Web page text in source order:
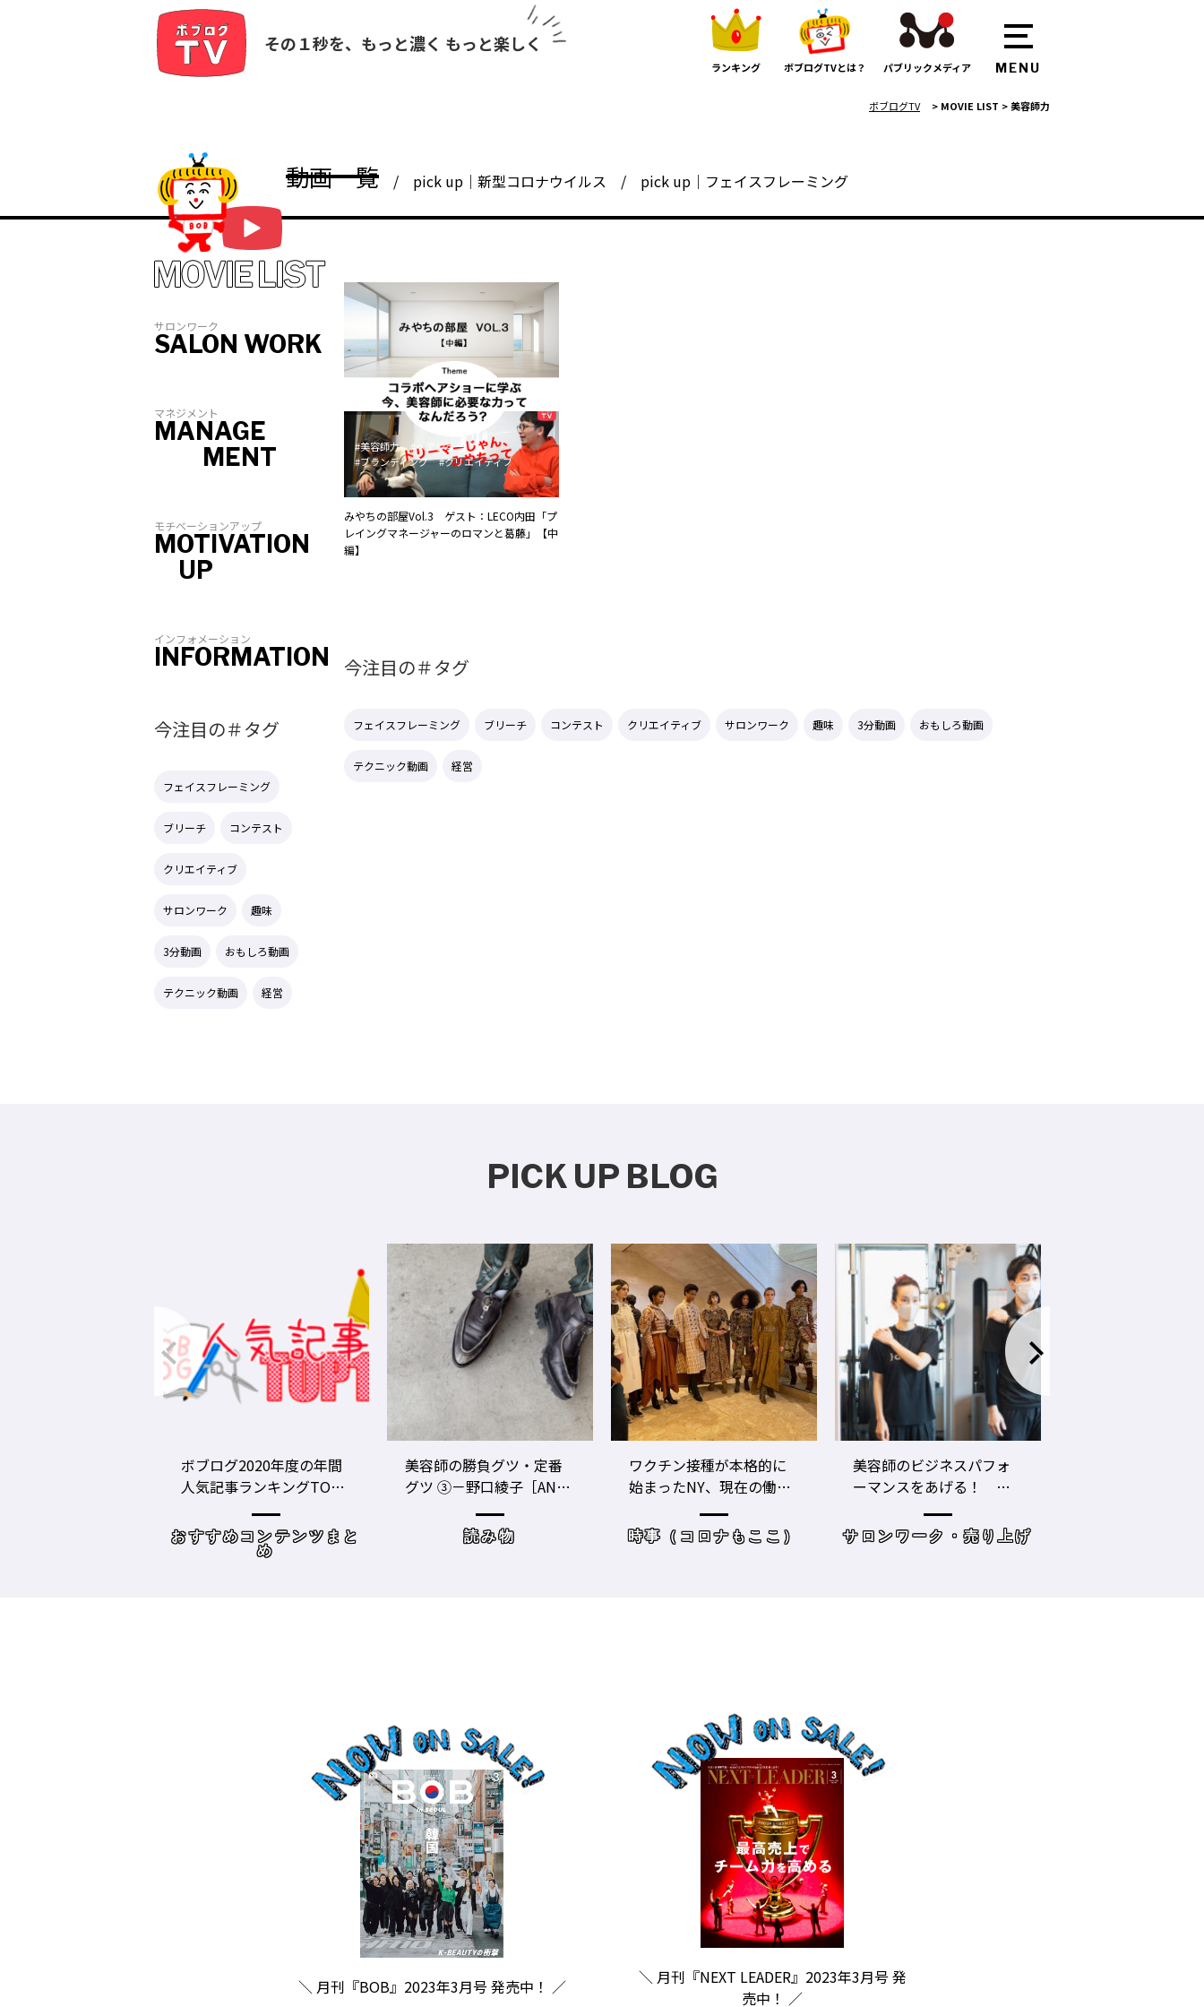
その１秒を、もっと濃く もっと楽しく
ランキング ボブログTVとは？ パブリックメディア
ボブログTV > MOVIE LIST >美容師力
動画一覧 pick up｜新型コロナウイルス pick up｜フェイスフレーミング
サロンワーク
SALON WORK
マネジメント
MANAGE
MENT
モチベーションアップ
MOTIVATION
UP
インフォメーション
INFORMATION
今注目の＃タグ
フェイスフレーミング
ブリーチ コンテスト
クリエイティブ
サロンワーク 趣味
3分動画 おもしろ動画
テクニック動画 経営
#美容師力
#ヘアショー
#ブランディング
#クリエイティブ
みやちの部屋Vol.3 ゲスト：LECO内田「プ
レイングマネージャーのロマンと葛藤」【中
編】
今注目の＃タグ
フェイスフレーミング ブリーチ コンテスト クリエイティブ サロンワーク 趣味 3分動画 おもしろ動画
テクニック動画 経営
PICK UP BLOG
美容師の勝負グツ・定番
グツ ③－野口綾子［AND
THE BRICKS（アンドザブ
リックス）／神奈川県鎌
倉市］の場合－
読み物
ワクチン接種が本格的に
始まったNY、現在の働き
方＆街の様子
時事（コロナもここ）
美容師のビジネスパフォ
ーマンスをあげる！ ト
レーニングジムに潜入
サロンワーク・売り上げ
LECO内田聡一郎×gricoエ
ザキヨシタカ 『2021年
の目標10』
読み物
＼ 月刊『BOB』2023年3月号 発売中！ ／
＼ 月刊『NEXT LEADER』2023年3月号 発
売中！ ／